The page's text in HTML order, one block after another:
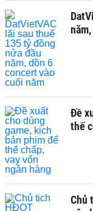
Đề
thế
Chủ